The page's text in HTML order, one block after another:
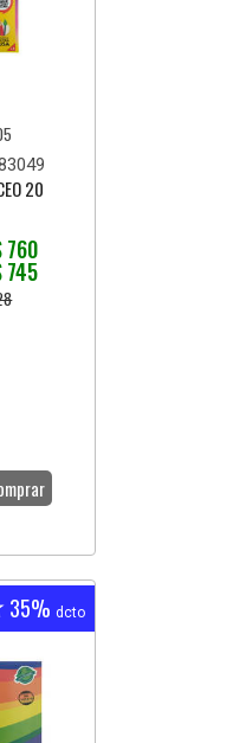
20
760
745
35% dcto